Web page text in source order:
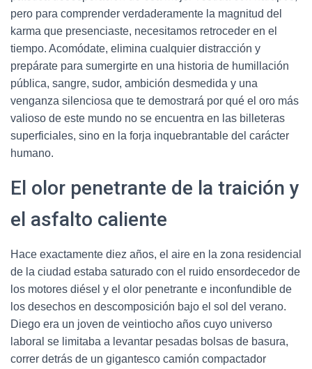
pero para comprender verdaderamente la magnitud del
karma que presenciaste, necesitamos retroceder en el
tiempo. Acomódate, elimina cualquier distracción y
prepárate para sumergirte en una historia de humillación
pública, sangre, sudor, ambición desmedida y una
venganza silenciosa que te demostrará por qué el oro más
valioso de este mundo no se encuentra en las billeteras
superficiales, sino en la forja inquebrantable del carácter
humano.
El olor penetrante de la traición y
el asfalto caliente
Hace exactamente diez años, el aire en la zona residencial
de la ciudad estaba saturado con el ruido ensordecedor de
los motores diésel y el olor penetrante e inconfundible de
los desechos en descomposición bajo el sol del verano.
Diego era un joven de veintiocho años cuyo universo
laboral se limitaba a levantar pesadas bolsas de basura,
correr detrás de un gigantesco camión compactador